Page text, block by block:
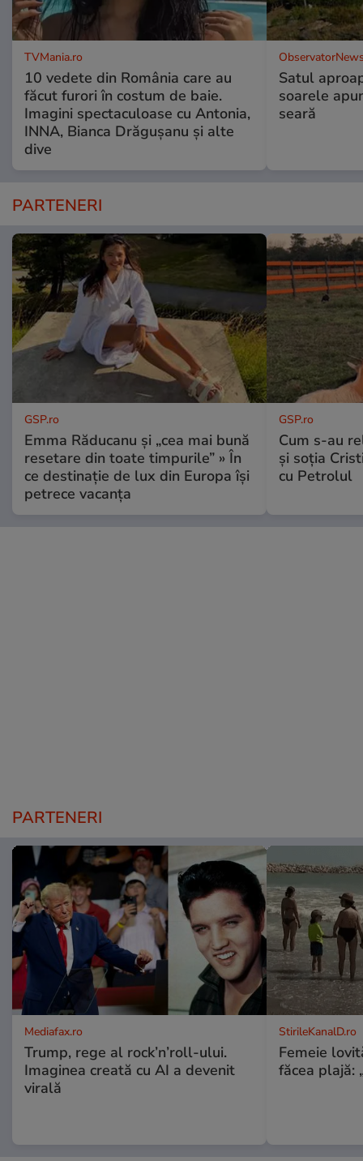
TVMania.ro
10 vedete din România care au
făcut furori în costum de baie.
Imagini spectaculoase cu Antonia,
INNA, Bianca Drăgușanu și alte
dive
Satul
soarele
seară
PARTENERI
GSP.ro
Emma Răducanu și „cea mai bună
resetare din toate timpurile” » În
ce destinație de lux din Europa își
petrece vacanța
GSP.ro
Cum s-au
și soția
cu Petrolul
PARTENERI
Mediafax.ro
Trump, rege al rock’n’roll-ului.
Imaginea creată cu AI a devenit
virală
StirileKanalD.ro
Femeie
făcea plajă: